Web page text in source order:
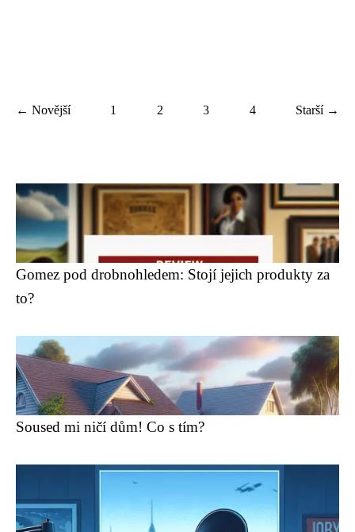
← Novější 1 2 3 4 Starší →
Gomez pod drobnohledem: Stojí jejich produkty za
to?
Soused mi ničí dům! Co s tím?